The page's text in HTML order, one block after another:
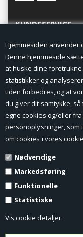
Denne hjemmeside
at huske dine
statistikker og
tiden forbedres, og at
du giver dit samtykke,
egne cookies og/eller
personoplysninger, som
om cookies i vores
Nødvendige
Markedsføring
Funktionelle
Statistiske
Vis cookie detaljer
KUNDESERVICE
Forside
Min Konto
Nyheder
Vilkår og
Profil
Erhverv log ind (B2B)
Kontakt
Favorit